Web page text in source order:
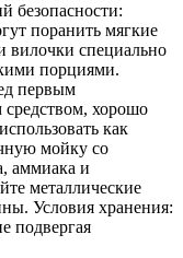
безопасности:
поранить мягкие
вилочки специально
порциями.
первым
хорошо
как
мойку со
аммиака и
металлические
Условия хранения:
подвергая